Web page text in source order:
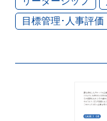
目標管理･人事評価